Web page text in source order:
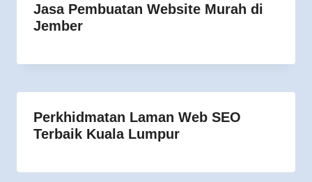
Jasa Pembuatan Website Murah di
Jember
Perkhidmatan Laman Web SEO
Terbaik Kuala Lumpur